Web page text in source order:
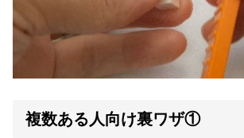
複数ある人向け裏ワザ①